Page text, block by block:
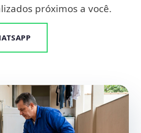
próximos a você.